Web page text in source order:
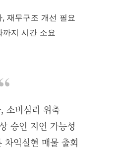
재무구조 개선 필요
지 시간 소요
소비심리 위축
승인 지연 가능성
차익실현 매물 출회